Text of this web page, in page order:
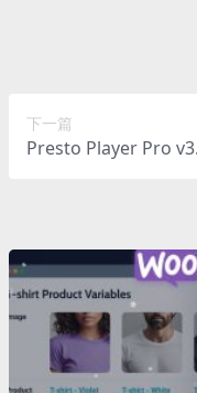
下一篇
Presto Player Pro